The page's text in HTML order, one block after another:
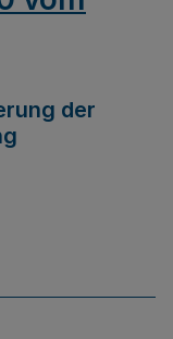
der